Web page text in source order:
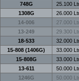
748G
25.100
1308G
26.000
14-006
27.000
13-249
29.300
18-533
32.000
15-808 (1406G)
33.000
15-808G
33.000
13-611
50.000
1246G
50.000